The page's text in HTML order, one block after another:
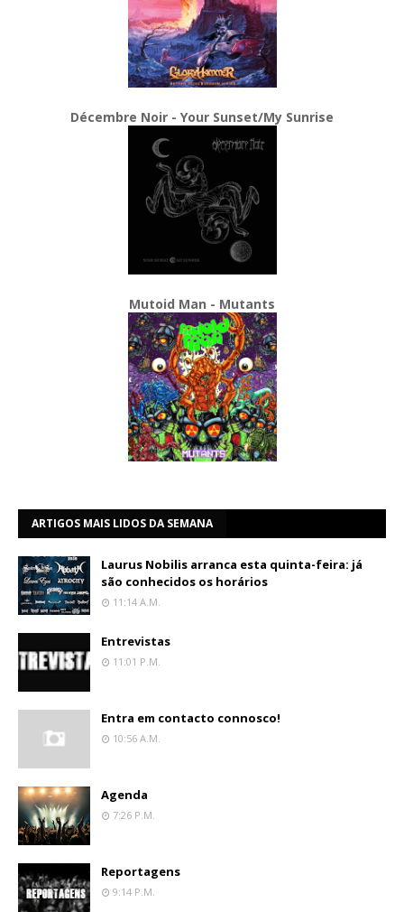
Décembre Noir - Your Sunset/My Sunrise
Mutoid Man - Mutants
ARTIGOS MAIS LIDOS DA SEMANA
Laurus Nobilis arranca esta quinta-feira: já
são conhecidos os horários
11:14 A.m.
Entrevistas
11:01 P.m.
Entra em contacto connosco!
10:56 A.m.
Agenda
7:26 P.m.
Reportagens
9:14 P.m.